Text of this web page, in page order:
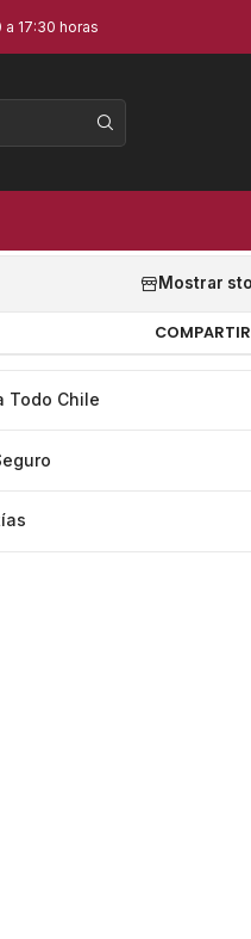
17:30 horas
de
Mostrar
Todo Chile